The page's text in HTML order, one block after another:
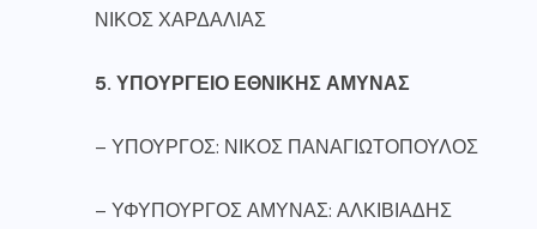
ΝΙΚΟΣ ΧΑΡΔΑΛΙΑΣ
5. ΥΠΟΥΡΓΕΙΟ ΕΘΝΙΚΗΣ ΑΜΥΝΑΣ
– ΥΠΟΥΡΓΟΣ: ΝΙΚΟΣ ΠΑΝΑΓΙΩΤΟΠΟΥΛΟΣ
– ΥΦΥΠΟΥΡΓΟΣ ΑΜΥΝΑΣ: ΑΛΚΙΒΙΑΔΗΣ